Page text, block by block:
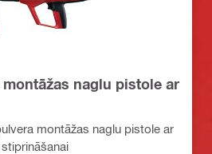
montāžas naglu pistole ar
montāžas naglu pistole ar